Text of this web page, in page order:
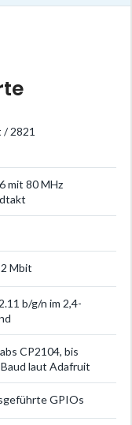
2821
mit 80 MHz
Mbit
b/g/n im 2,4-
CP2104, bis
laut Adafruit
GPIOs